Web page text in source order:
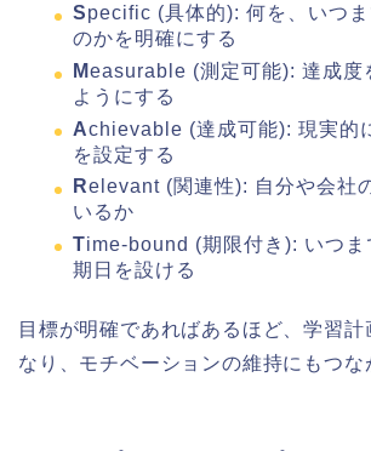
Specific (具体的): 何を、いつ
のかを明確にする
Measurable (測定可能): 達成度
ようにする
Achievable (達成可能): 現実的
を設定する
Relevant (関連性): 自分や会社
いるか
Time-bound (期限付き): いつま
期日を設ける
目標が明確であればあるほど、学習計
なり、モチベーションの維持にもつな